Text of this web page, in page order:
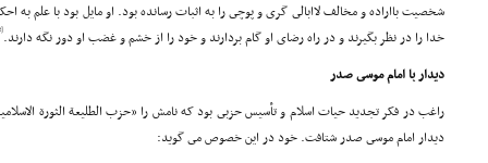
شخصیت بااراده و مخالف لاابالى گرى و پوچى را به اثبات رسانده بود. او مایل بود با علم به
خدا را در نظر بگیرند و در راه رضاى او گام بردارند و خود را از خشم و غضب او دور نگه دارند.[12]
دیدار با امام موسى صدر
راغب در فکر تجدید حیات اسلام و تأسیس حزبى بود که نامش را «حزب الطلیعة الثورة
دیدار امام موسى صدر شتافت. خود در این خصوص مى گوید: